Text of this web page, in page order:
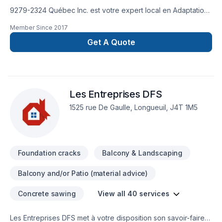
9279-2324 Québec Inc. est votre expert local en Adaptation
Balcon de bois, Béton, Calfeutrage, Carrelage, Charpentier,
Clôture, Coffrage, Commercial, Crépis, Cuisine,
Décontamination, Démolition, Drain français, Escalier et
Isolation sous-sol, Levage de maison, Maçonnerie, Margelle,
Meubles, Patio, Peinture, Plancher, Porte de garage, Portes
et fenêtres, Puit de lumière, Rénovation générale,
Revêtement extérieur, Salle de bain, Solarium, Soudeur,
Member Since 2017
Get A Quote
Les Entreprises DFS
1525 rue De Gaulle, Longueuil, J4T 1M5
Foundation cracks Balcony & Landscaping
Balcony and/or Patio (material advice)
Concrete sawing View all 40 services
Les Entreprises DFS met à votre disposition son savoir-faire